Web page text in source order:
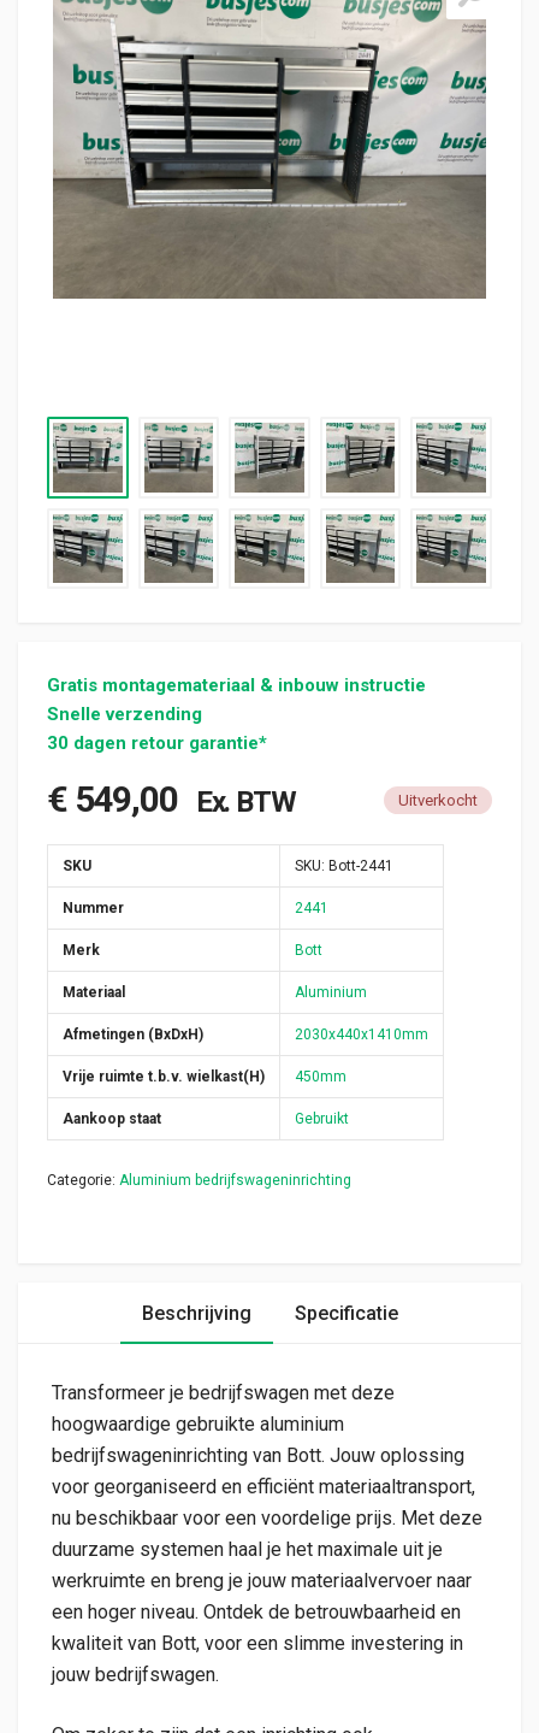
Gratis montagemateriaal & inbouw instructie
Snelle verzending
30 dagen retour garantie*
€549,00 Ex. BTW Uitverkocht
SKU SKU: Bott-2441
Nummer 2441
Merk Bott
Materiaal Aluminium
Afmetingen (BxDxH) 2030x440x1410mm
Vrije ruimte t.b.v. wielkast(H) 450mm
Aankoop staat Gebruikt
Categorie: Aluminium bedrijfswageninrichting
Beschrijving Specificatie
Transformeer je bedrijfswagen met deze
hoogwaardige gebruikte aluminium
bedrijfswageninrichting van Bott. Jouw oplossing
voor georganiseerd en efficiënt materiaaltransport,
nu beschikbaar voor een voordelige prijs. Met deze
duurzame systemen haal je het maximale uit je
werkruimte en breng je jouw materiaalvervoer naar
een hoger niveau. Ontdek de betrouwbaarheid en
kwaliteit van Bott, voor een slimme investering in
jouw bedrijfswagen.